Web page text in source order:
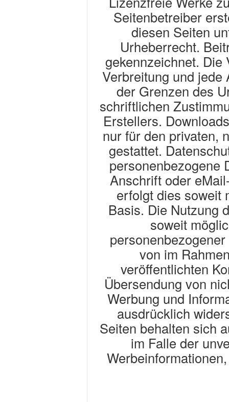
Seitenbetreiber
diesen Seiten
Urheberrecht.
gekennzeichnet. Die
Verbreitung und
der Grenzen des
schriftlichen
Erstellers.
nur für den privaten,
gestattet.
personenbezogene
Anschrift oder
erfolgt dies soweit
Basis. Die Nutzung
soweit
von im
veröffentlichten
Übersendung von
Werbung und
ausdrücklich
Seiten behalten sich
im Falle der